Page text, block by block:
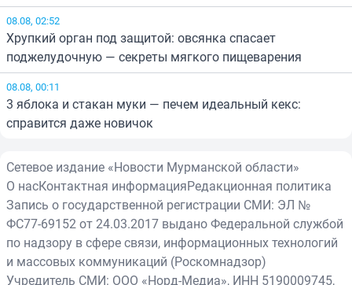
08.08, 02:52
Хрупкий орган под защитой: овсянка спасает
поджелудочную — секреты мягкого пищеварения
08.08, 00:11
3 яблока и стакан муки — печем идеальный кекс:
справится даже новичок
Сетевое издание «Новости Мурманской области»
О насКонтактная информацияРедакционная политика
Запись о государственной регистрации СМИ: ЭЛ №
ФС77-69152 от 24.03.2017 выдано Федеральной службой
по надзору в сфере связи, информационных технологий
и массовых коммуникаций (Роскомнадзор)
Учредитель СМИ: ООО «Норд-Медиа», ИНН 5190009745,